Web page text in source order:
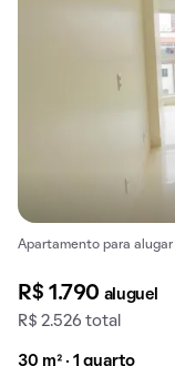
Apartamento para alugar
R$ 1.790 aluguel
R$ 2.526 total
30 m² · 1 quarto